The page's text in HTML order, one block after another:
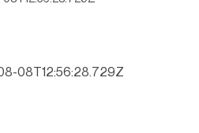
08T12:56:28.729Z